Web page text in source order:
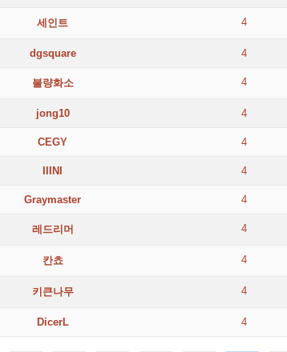
세인트 4
dgsquare 4
불량화소 4
jong10 4
CEGY 4
IIINI 4
Graymaster 4
레드리머 4
칸쵸 4
키큰나무 4
DicerL 4